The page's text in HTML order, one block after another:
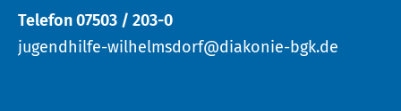
Telefon 07503 / 203-0
jugendhilfe-wilhelmsdorf@diakonie-bgk.de